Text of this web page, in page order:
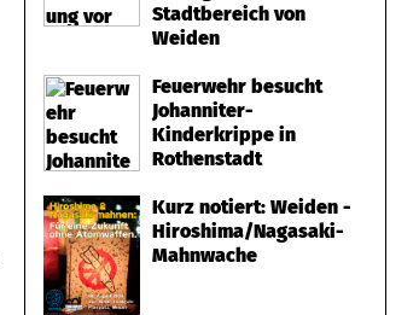
Stadtbereich von
Weiden
Feuerwehr besucht
Johanniter-
Kinderkrippe in
Rothenstadt
Kurz notiert: Weiden -
Hiroshima/Nagasaki-
Mahnwache